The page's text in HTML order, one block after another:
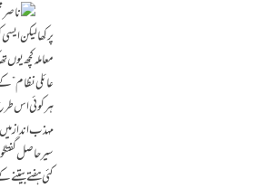
پرکھا لیکن
معاملہ کچھ
عائلی نظام”
ہر کوئی اس
مہذب انداز
سیر حاصل